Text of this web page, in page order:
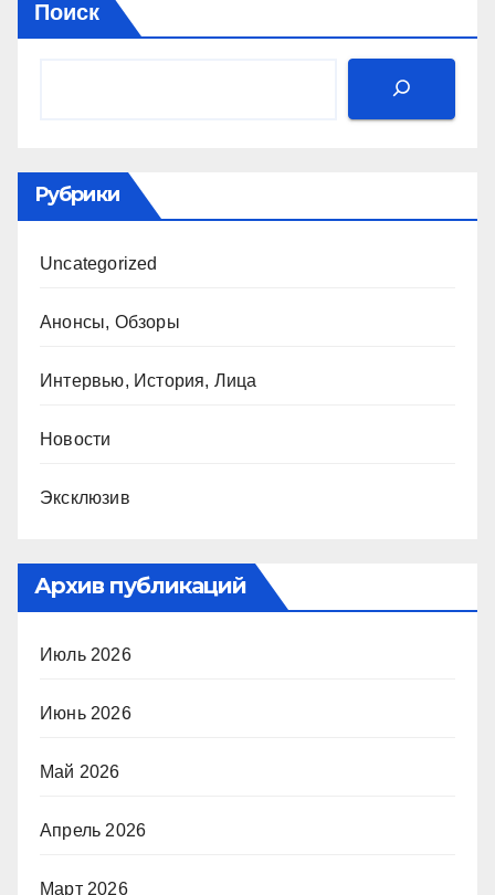
Поиск
Рубрики
Uncategorized
Анонсы, Обзоры
Интервью, История, Лица
Новости
Эксклюзив
Архив публикаций
Июль 2026
Июнь 2026
Май 2026
Апрель 2026
Март 2026